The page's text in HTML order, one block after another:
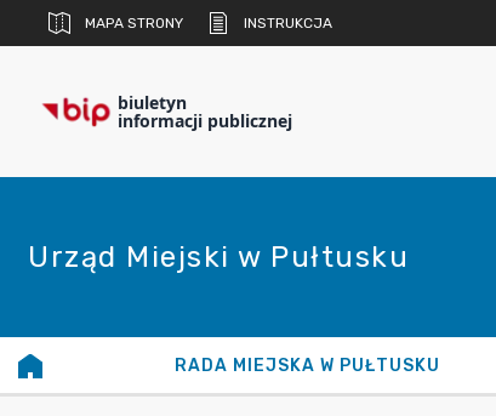
MAPA STRONY INSTRUKCJA
biuletyn
informacji publicznej
Urząd Miejski w Pułtusku
RADA MIEJSKA W PUŁTUSKU